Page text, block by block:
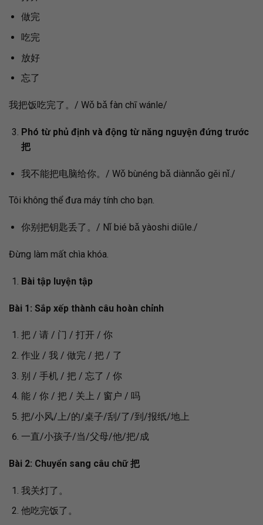
做完
吃完
放好
忘了
我把饭吃完了。/ Wǒ bǎ fàn chī wánle/
Phó từ phủ định và động từ năng nguyện đứng trước
把
我不能把电脑给你。/ Wǒ bùnéng bǎ diànnǎo gěi nǐ./
Tôi không thể đưa máy tính cho bạn.
你别把钥匙丢了。/ Nǐ bié bǎ yàoshi diūle./
Đừng làm mất chìa khóa.
Bài tập luyện tập
Bài 1: Sắp xếp thành câu hoàn chỉnh
把 / 请 / 门 / 打开 / 你
作业 / 我 / 做完 / 把 / 了
别 / 手机 / 把 / 忘了 / 你
能 / 你 / 把 / 关上 / 窗户 / 吗
把/小风/上/的/桌子/刮/了/到/报纸/地上
一直/小孩子/当/父母/他/把/成
Bài 2: Chuyển sang câu chữ把
我关灯了。
他吃完饭了。